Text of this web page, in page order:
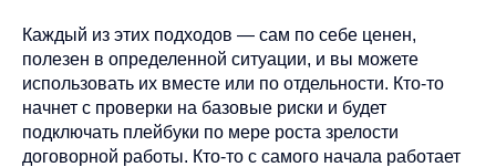
Каждый из этих подходов — сам по себе ценен,
полезен в определенной ситуации, и вы можете
использовать их вместе или по отдельности. Кто-то
начнет с проверки на базовые риски и будет
подключать плейбуки по мере роста зрелости
договорной работы. Кто-то с самого начала работает